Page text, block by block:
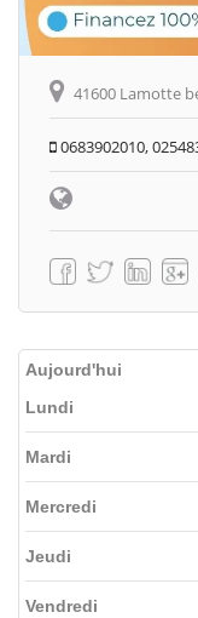
41600 Lamotte
0683902010,
Aujourd'hui
Lundi
Mardi
Mercredi
Jeudi
Vendredi